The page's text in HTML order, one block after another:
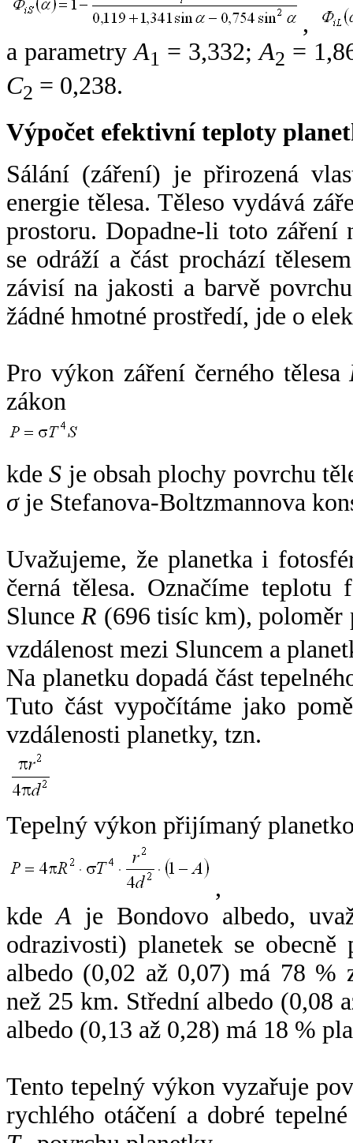
,
a parametryA1 = 3,332;A2 =
C2 = 0,238.
Výpočet efektivní teploty
Sálání (záření) je přirozená
energie tělesa. Těleso vydává
prostoru. Dopadne-li toto záření
se odráží a část prochází
závisí na jakosti a barvě
žádné hmotné prostředí, jde o
Pro výkon záření černého tělesa
zákon
kdeS je obsah plochy povrchu
σje Stefanova-Boltzmannova
Uvažujeme, že planetka i
černá tělesa. Označíme
SlunceR (696 tisíc km),
vzdálenost mezi Sluncem a
Na planetku dopadá část
Tuto část vypočítáme jako
vzdálenosti planetky, tzn.
Tepelný výkon přijímaný
,
kdeA je Bondovo albedo,
odrazivosti) planetek se
albedo (0,02 až 0,07) má 78 %
než 25 km. Střední albedo (0,08
albedo (0,13 až 0,28) má 18 %
Tento tepelný výkon vyzařuje
rychlého otáčení a dobré